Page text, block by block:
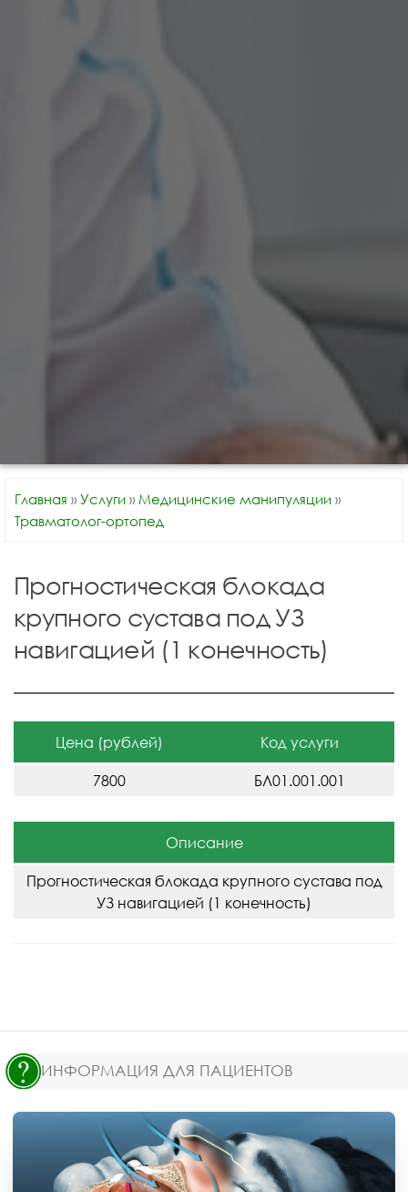
Главная » Услуги » Медицинские манипуляции »
Травматолог-ортопед
Прогностическая блокада
крупного сустава под УЗ
навигацией (1 конечность)
Цена (рублей) Код услуги
7800 БЛ01.001.001
Описание
Прогностическая блокада крупного сустава под
УЗ навигацией (1 конечность)
ИНФОРМАЦИЯ ДЛЯ ПАЦИЕНТОВ